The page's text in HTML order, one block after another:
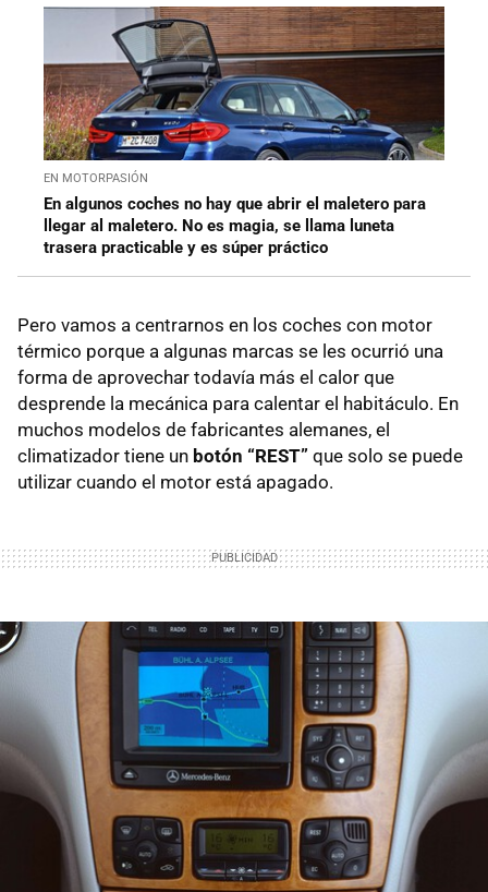
EN MOTORPASIÓN
En algunos coches no hay que abrir el maletero para
llegar al maletero. No es magia, se llama luneta
trasera practicable y es súper práctico
Pero vamos a centrarnos en los coches con motor
térmico porque a algunas marcas se les ocurrió una
forma de aprovechar todavía más el calor que
desprende la mecánica para calentar el habitáculo. En
muchos modelos de fabricantes alemanes, el
climatizador tiene un botón “REST” que solo se puede
utilizar cuando el motor está apagado.